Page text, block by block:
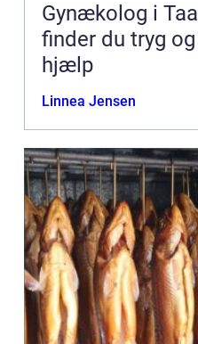
Gynækolog i
finder du tryg
hjælp
Linnea Jensen